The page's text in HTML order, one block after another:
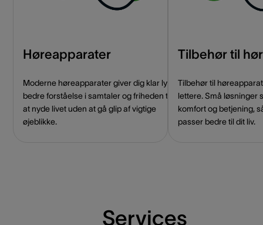
Høreapparater
Moderne høreapparater giver dig klar lyd,
bedre forståelse i samtaler og friheden til
at nyde livet uden at gå glip af vigtige
øjeblikke.
Tilbehør til
Tilbehør til
lettere. Små løsninger
komfort og betjening,
passer bedre til dit liv.
Services